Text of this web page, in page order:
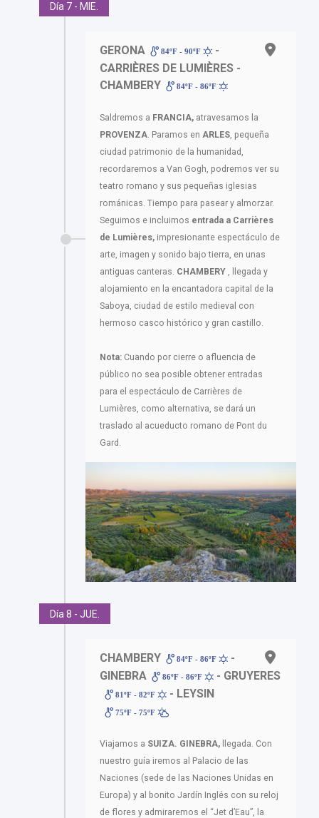
Día 7 - MIE.
GERONA 84ºF - 90ºF
-
CARRIÈRES DE LUMIÈRES -
CHAMBERY
84ºF - 86ºF
Saldremos a FRANCIA, atravesamos la
PROVENZA. Paramos en ARLES, pequeña
ciudad patrimonio de la humanidad,
recordaremos a Van Gogh, podremos ver su
teatro romano y sus pequeñas iglesias
románicas. Tiempo para pasear y almorzar.
Seguimos e incluimos entrada a Carrières
de Lumières, impresionante espectáculo de
arte, imagen y sonido bajo tierra, en unas
antiguas canteras. CHAMBERY , llegada y
alojamiento en la encantadora capital de la
Saboya, ciudad de estilo medieval con
hermoso casco histórico y gran castillo.
Nota: Cuando por cierre o afluencia de
público no sea posible obtener entradas
para el espectáculo de Carrières de
Lumières, como alternativa, se dará un
traslado al acueducto romano de Pont du
Gard.
Día 8 - JUE.
CHAMBERY 84ºF - 86ºF
-
GINEBRA
86ºF - 86ºF - GRUYERES
81ºF - 82ºF - LEYSIN
75ºF - 75ºF
Viajamos a SUIZA. GINEBRA, llegada. Con
nuestro guía iremos al Palacio de las
Naciones (sede de las Naciones Unidas en
Europa) y al bonito Jardín Inglés con su reloj
de flores y admiraremos el “Jet d’Eau”, la